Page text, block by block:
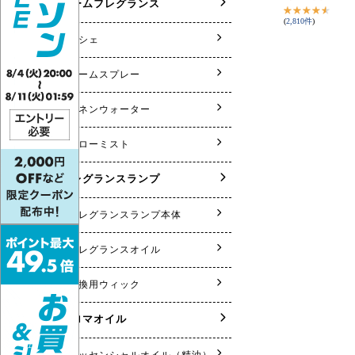
(2,810件)